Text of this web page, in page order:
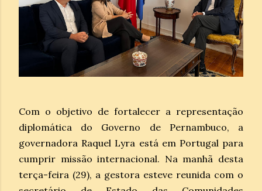
Com o objetivo de fortalecer a representação
diplomática do Governo de Pernambuco, a
governadora Raquel Lyra está em Portugal para
cumprir missão internacional. Na manhã desta
terça-feira (29), a gestora esteve reunida com o